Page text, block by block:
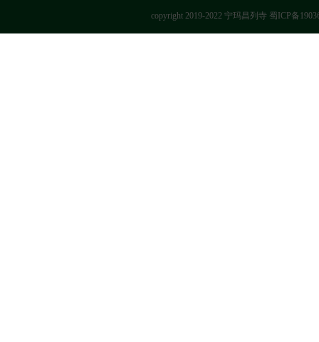
copyright 2019-2022 宁玛昌列寺 蜀ICP备